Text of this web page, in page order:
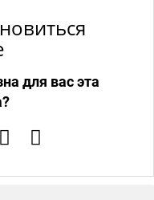
для вас эта